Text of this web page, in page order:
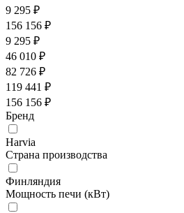
9 295 ₽
156 156 ₽
9 295 ₽
46 010 ₽
82 726 ₽
119 441 ₽
156 156 ₽
Бренд
Harvia
Страна производства
Финляндия
Мощность печи (кВт)